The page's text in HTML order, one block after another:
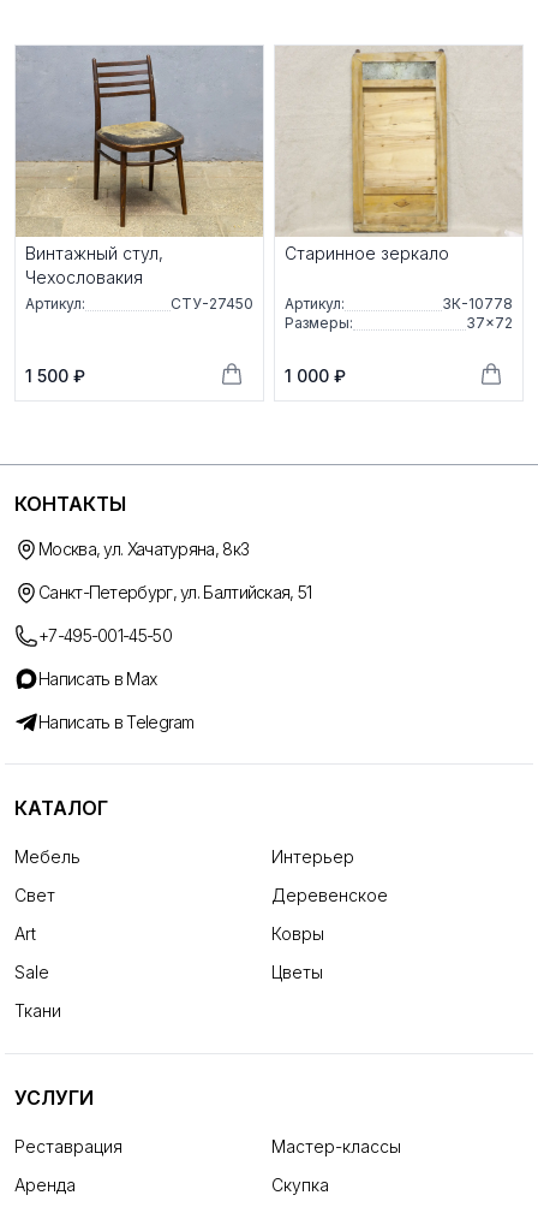
Винтажный стул,
Чехословакия
Артикул: СТУ-27450
1 500 ₽
Старинное зеркало
Артикул:
ЗК-10778
Размеры:
37×72
1 000 ₽
КОНТАКТЫ
Москва, ул. Хачатуряна, 8к3
Санкт-Петербург, ул. Балтийская, 51
+7-495-001-45-50
Написать в Max
Написать в Telegram
КАТАЛОГ
Мебель
Интерьер
Свет
Деревенское
Art
Ковры
Sale
Цветы
Ткани
УСЛУГИ
Реставрация
Мастер-классы
Аренда
Скупка